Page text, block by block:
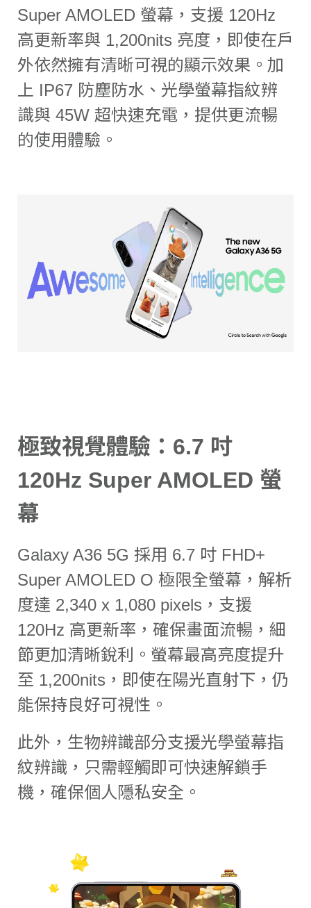
Super AMOLED 螢幕，支援 120Hz
高更新率與 1,200nits 亮度，即使在戶
外依然擁有清晰可視的顯示效果。加
上 IP67 防塵防水、光學螢幕指紋辨
識與 45W 超快速充電，提供更流暢
的使用體驗。
極致視覺體驗：6.7 吋
120Hz Super AMOLED 螢
幕
Galaxy A36 5G 採用 6.7 吋 FHD+
Super AMOLED O 極限全螢幕，解析
度達 2,340 x 1,080 pixels，支援
120Hz 高更新率，確保畫面流暢，細
節更加清晰銳利。螢幕最高亮度提升
至 1,200nits，即使在陽光直射下，仍
能保持良好可視性。
此外，生物辨識部分支援光學螢幕指
紋辨識，只需輕觸即可快速解鎖手
機，確保個人隱私安全。